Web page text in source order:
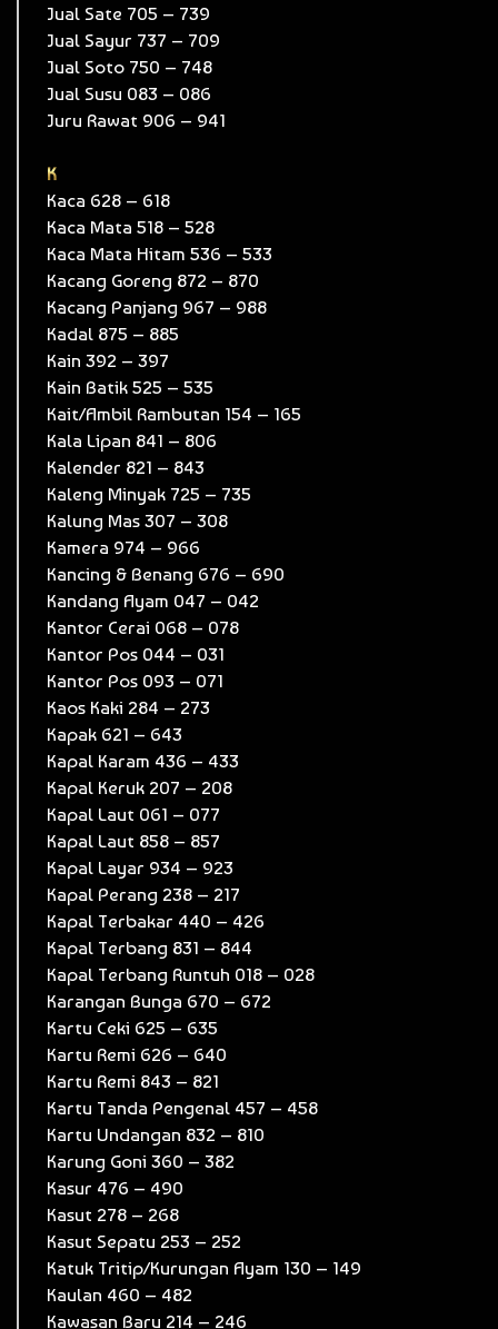
Jual Sate 705 – 739
Jual Sayur 737 – 709
Jual Soto 750 – 748
Jual Susu 083 – 086
Juru Rawat 906 – 941
K
Kaca 628 – 618
Kaca Mata 518 – 528
Kaca Mata Hitam 536 – 533
Kacang Goreng 872 – 870
Kacang Panjang 967 – 988
Kadal 875 – 885
Kain 392 – 397
Kain Batik 525 – 535
Kait/Ambil Rambutan 154 – 165
Kala Lipan 841 – 806
Kalender 821 – 843
Kaleng Minyak 725 – 735
Kalung Mas 307 – 308
Kamera 974 – 966
Kancing & Benang 676 – 690
Kandang Ayam 047 – 042
Kantor Cerai 068 – 078
Kantor Pos 044 – 031
Kantor Pos 093 – 071
Kaos Kaki 284 – 273
Kapak 621 – 643
Kapal Karam 436 – 433
Kapal Keruk 207 – 208
Kapal Laut 061 – 077
Kapal Laut 858 – 857
Kapal Layar 934 – 923
Kapal Perang 238 – 217
Kapal Terbakar 440 – 426
Kapal Terbang 831 – 844
Kapal Terbang Runtuh 018 – 028
Karangan Bunga 670 – 672
Kartu Ceki 625 – 635
Kartu Remi 626 – 640
Kartu Remi 843 – 821
Kartu Tanda Pengenal 457 – 458
Kartu Undangan 832 – 810
Karung Goni 360 – 382
Kasur 476 – 490
Kasut 278 – 268
Kasut Sepatu 253 – 252
Katuk Tritip/Kurungan Ayam 130 – 149
Kaulan 460 – 482
Kawasan Baru 214 – 246